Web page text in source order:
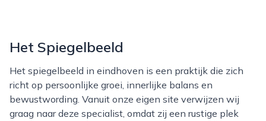
Het Spiegelbeeld
Het spiegelbeeld in eindhoven is een praktijk die zich
richt op persoonlijke groei, innerlijke balans en
bewustwording. Vanuit onze eigen site verwijzen wij
graag naar deze specialist, omdat zij een rustige plek